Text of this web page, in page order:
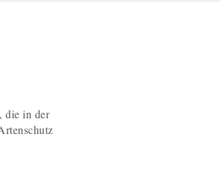
die in der